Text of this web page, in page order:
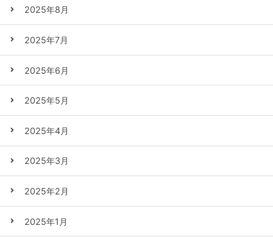
2025年8月
2025年7月
2025年6月
2025年5月
2025年4月
2025年3月
2025年2月
2025年1月